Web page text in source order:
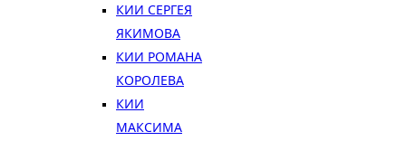
КИИ СЕРГЕЯ
ЯКИМОВА
КИИ РОМАНА
КОРОЛЕВА
КИИ
МАКСИМА